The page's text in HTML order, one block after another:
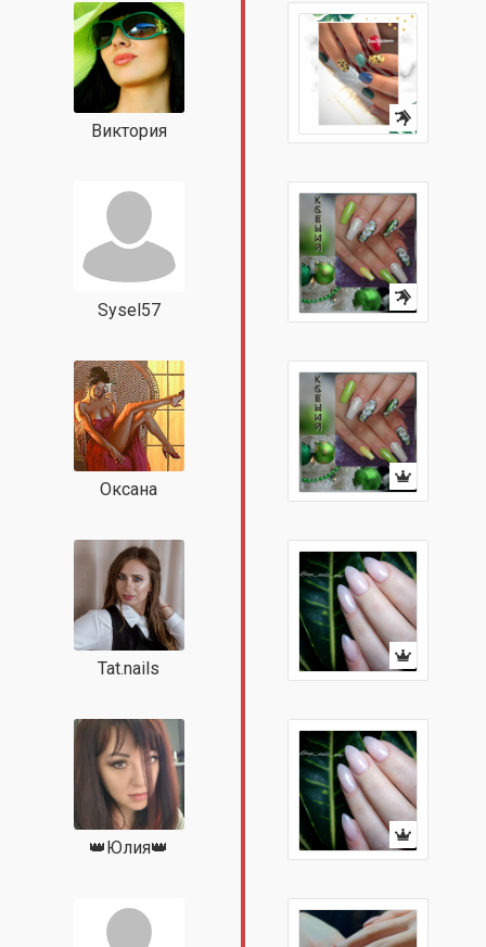
Виктория
Sysel57
Оксана
Tat.nails
👑Юлия👑